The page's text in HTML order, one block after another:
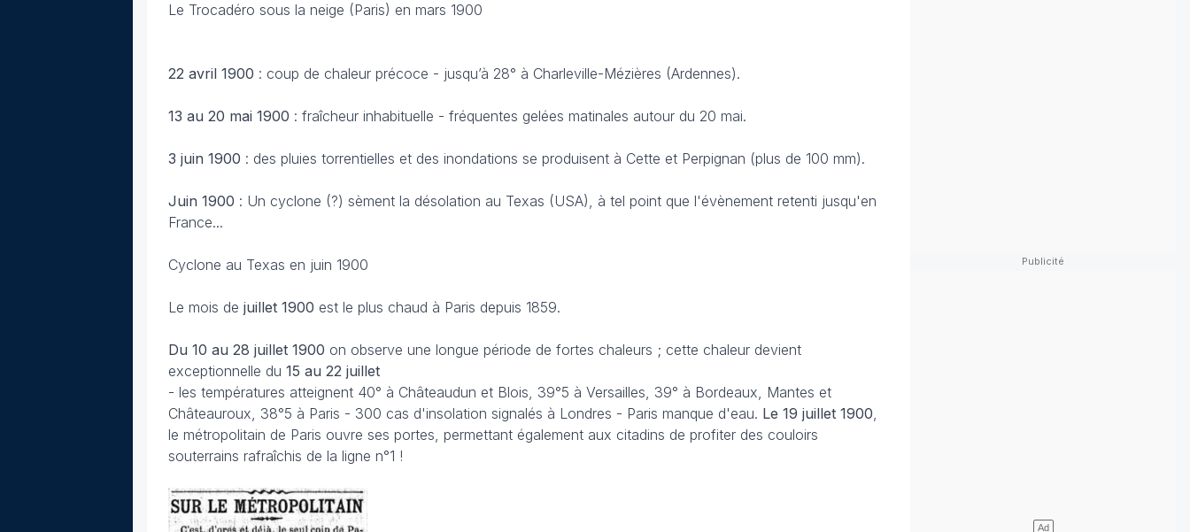
Le Trocadéro sous la neige (Paris) en mars 1900
22 avril 1900 : coup de chaleur précoce - jusqu’à 28° à Charleville-Mézières (Ardennes).
13 au 20 mai 1900 : fraîcheur inhabituelle - fréquentes gelées matinales autour du 20 mai.
3 juin 1900 : des pluies torrentielles et des inondations se produisent à Cette et Perpignan (plus de 100 mm).
Juin 1900 : Un cyclone (?) sèment la désolation au Texas (USA), à tel point que l'évènement retenti jusqu'en
France...
Cyclone au Texas en juin 1900
Le mois de juillet 1900 est le plus chaud à Paris depuis 1859.
Du 10 au 28 juillet 1900 on observe une longue période de fortes chaleurs ; cette chaleur devient
exceptionnelle du 15 au 22 juillet
- les températures atteignent 40° à Châteaudun et Blois, 39°5 à Versailles, 39° à Bordeaux, Mantes et
Châteauroux, 38°5 à Paris - 300 cas d'insolation signalés à Londres - Paris manque d'eau. Le 19 juillet 1900,
le métropolitain de Paris ouvre ses portes, permettant également aux citadins de profiter des couloirs
souterrains rafraîchis de la ligne n°1 !